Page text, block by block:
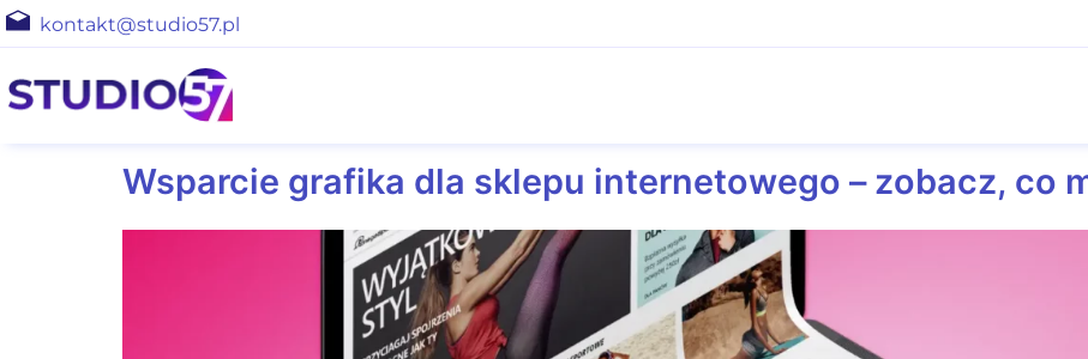
kontakt@studio57.pl
Wsparcie grafika dla sklepu internetowego – zobacz, co